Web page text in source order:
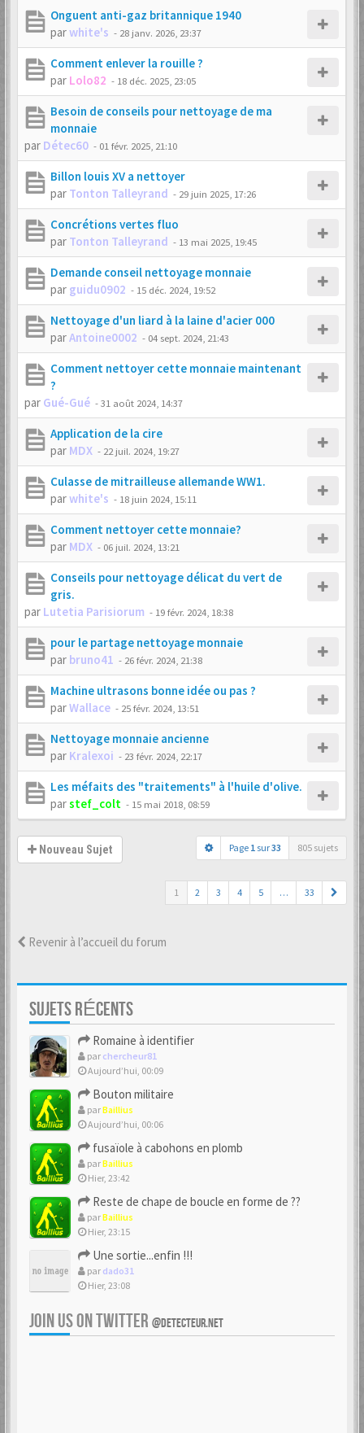
Onguent anti-gaz britannique 1940
parwhite's - 28 janv. 2026, 23:37
Comment enlever la rouille ?
par Lolo82 - 18 déc. 2025, 23:05
Besoin de conseils pour nettoyage de ma
monnaie
par Détec60 - 01 févr. 2025, 21:10
Billon louis XV a nettoyer
par Tonton Talleyrand - 29 juin 2025, 17:26
Concrétions vertes fluo
par Tonton Talleyrand - 13 mai 2025, 19:45
Demande conseil nettoyage monnaie
par guidu0902 - 15 déc. 2024, 19:52
Nettoyage d'un liard à la laine d'acier 000
parAntoine0002 - 04 sept. 2024, 21:43
Comment nettoyer cette monnaie maintenant
?
par Gué-Gué -31 août 2024, 14:37
Application de la cire
par MDX - 22 juil. 2024, 19:27
Culasse de mitrailleuse allemande WW1.
parwhite's - 18 juin 2024, 15:11
Comment nettoyer cette monnaie?
par MDX - 06 juil. 2024, 13:21
Conseils pour nettoyage délicat du vert de
gris.
par Lutetia Parisiorum - 19 févr. 2024, 18:38
pour le partage nettoyage monnaie
par bruno41 - 26 févr. 2024, 21:38
Machine ultrasons bonne idée ou pas ?
parWallace - 25 févr. 2024, 13:51
Nettoyage monnaie ancienne
par Kralexoi - 23 févr. 2024, 22:17
Les méfaits des "traitements" à l'huile d'olive.
parstef_colt - 15 mai 2018, 08:59
Nouveau Sujet Page 1 sur33 805 sujets
1 2 3 4 5 … 33
Revenir à l’accueil du forum
SUJETS RÉCENTS
Romaine à identifier
par chercheur81
Aujourd’hui, 00:09
Bouton militaire
parBaillius
Aujourd’hui, 00:06
fusaïole à cabohons en plomb
parBaillius
Hier, 23:42
Reste de chape de boucle en forme de ??
parBaillius
Hier, 23:15
Une sortie...enfin !!!
par dado31
Hier, 23:08
JOIN US ON TWITTER @DETECTEUR.NET